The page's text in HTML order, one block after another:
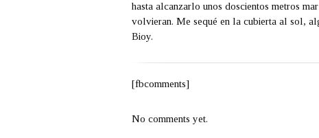
hasta alcanzarlo unos doscientos metros
volvieran. Me sequé en la cubierta al sol,
Bioy.
[fbcomments]
No comments yet.